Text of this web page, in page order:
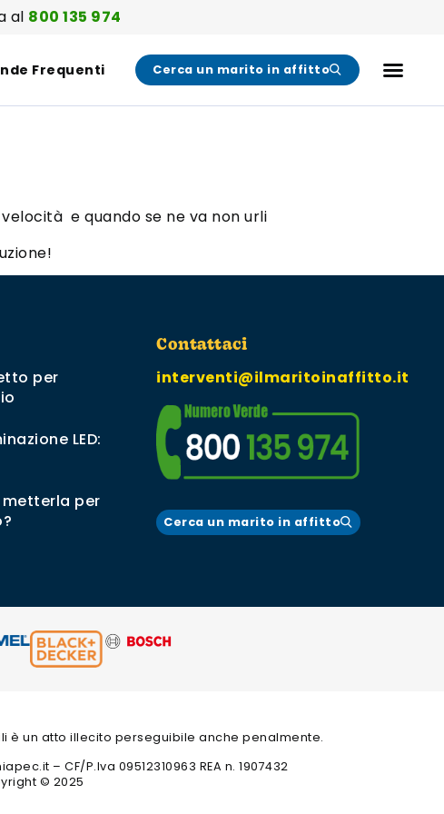
al 800 135 974
Frequenti Cerca un marito in affitto
e quando se ne va non urli
per
LED:
per
Contattaci
interventi@ilmaritoinaffitto.it
Cerca un marito in affitto
è un atto illecito perseguibile anche penalmente.
– CF/P.Iva 09512310963 REA n. 1907432
© 2025